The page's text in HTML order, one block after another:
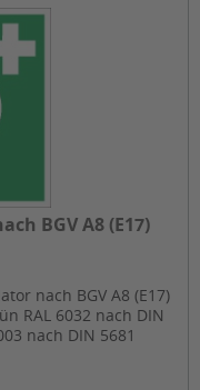
BGV A8 (E17)
nach BGV A8 (E17)
RAL 6032 nach DIN
nach DIN 5681